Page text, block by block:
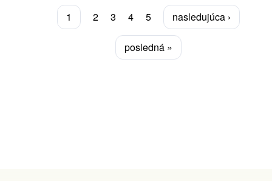
StránkovanieAktuálna
stránka
1 Page
2 Page
3 Page
4 Page
5
Ďalšia
strana
nasledujúca ›
Posledná
strana
posledná »